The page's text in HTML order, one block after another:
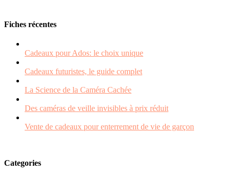
Fiches récentes
Cadeaux pour Ados: le choix unique
Cadeaux futuristes, le guide complet
La Science de la Caméra Cachée
Des caméras de veille invisibles à prix réduit
Vente de cadeaux pour enterrement de vie de garçon
Categories